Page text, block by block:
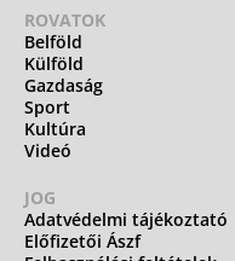
ROVATOK
Belföld
Külföld
Gazdaság
Sport
Kultúra
Videó
JOG
Adatvédelmi tájékoztató
Előfizetői Ászf